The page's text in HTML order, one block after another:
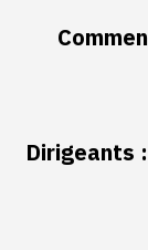
Dirigeants